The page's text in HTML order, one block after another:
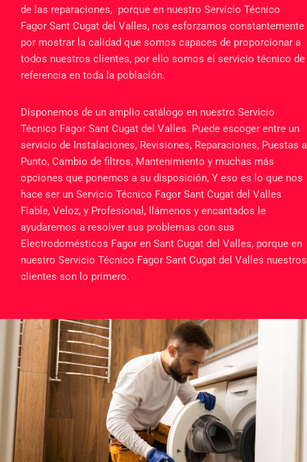
de las reparaciones, porque en nuestro Servicio Técnico
Fagor Sant Cugat del Valles, nos esforzamos constantemente
por mostrar la calidad que somos capaces de proporcionar a
todos nuestros clientes, por ello somos el servicio técnico de
referencia en toda la población.
Disponemos de un amplio catálogo en nuestro Servicio
Técnico Fagor Sant Cugat del Valles. Puede escoger entre un
servicio de Instalaciones, Revisiones, Reparaciones, Puestas a
Punto, Cambio de filtros, Mantenimiento y muchas más
opciones que ponemos a su disposición, Y eso es lo que nos
hace ser un Servicio Técnico Fagor Sant Cugat del Valles
Fiable, Veloz, y Profesional, llámenos y encantados le
ayudaremos a resolver sus problemas con sus
Electrodomésticos Fagor en Sant Cugat del Valles, porque en
nuestro Servicio Técnico Fagor Sant Cugat del Valles nuestros
clientes son lo primero.